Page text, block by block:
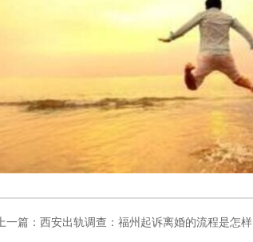
上一篇： 西安出轨调查：福州起诉离婚的流程是怎样